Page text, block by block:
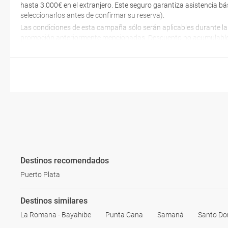
hasta 3.000€ en el extranjero. Este seguro garantiza asistencia
seleccionarlos antes de confirmar su reserva).
Las condiciones de esta campaña sólo serán aplicables durante
promoción anteriormente mencionadas. Descuento no
Destinos recomendados
Puerto Plata
Destinos similares
La Romana - Bayahibe Punta Cana Samaná Santo